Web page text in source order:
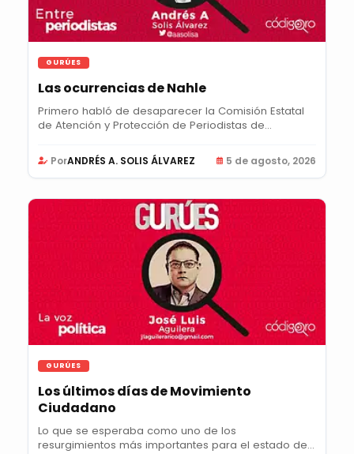
GURÚES
Las ocurrencias de Nahle
Primero habló de desaparecer la Comisión Estatal
de Atención y Protección de Periodistas de...
PorANDRÉS A. SOLIS ÁLVAREZ 5 de agosto, 2026
GURÚES
Los últimos días de Movimiento
Ciudadano
Lo que se esperaba como uno de los
resurgimientos más importantes para el estado de